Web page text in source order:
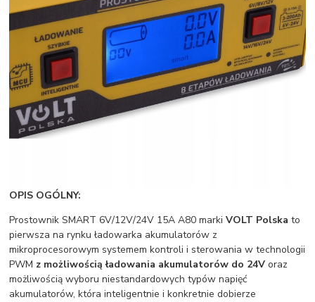
OPIS OGÓLNY:
Prostownik SMART 6V/12V/24V 15A A80 markiVOLT Polska to
pierwsza na rynku ładowarka akumulatorów z
mikroprocesorowym systemem kontroli i sterowania w technologii
PWM z możliwością ładowania akumulatorów do 24V oraz
możliwością wyboru niestandardowych typów napięć
akumulatorów, która inteligentnie i konkretnie dobierze